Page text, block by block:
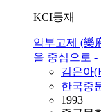
KCI등재
악부고제 (樂
을 중심으로 -
김은아(
한국중
1993